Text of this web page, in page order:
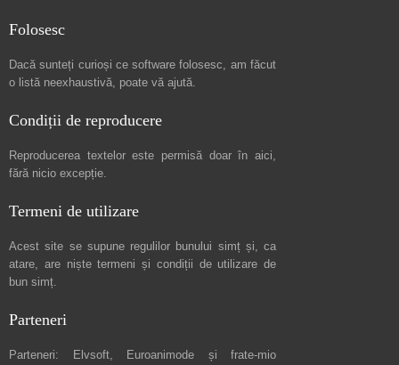
Folosesc
Dacă sunteți curioși ce software folosesc, am făcut
o listă neexhaustivă, poate vă ajută.
Condiții de reproducere
Reproducerea textelor este permisă doar în aici,
fără nicio excepție.
Termeni de utilizare
Acest site se supune regulilor bunului simț și, ca
atare, are niștetermeni și condiții de utilizare de
bun simț.
Parteneri
Parteneri: Elvsoft, Euroanimode și frate-mio